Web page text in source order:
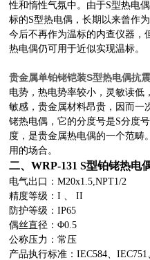
性和惰性气氛中。由于S型热电
标的S型热电偶，长期以来曾作
今后不再作为温标的内查仪器，
热电偶仍可用于近似实现温标。
贵金属单铂铑铠装S型热电偶抗
电势，热电势率较小，灵敏读低
敏感，贵金属材料昂贵，因而一
铑热电偶，它的分度号是S分度
度，是贵金属热电偶的一个范畴
用的场合。
二、WRP-131 S型铂铑热电
电气出口：M20x1.5,NPT1/2
精度等级：I 、 II
防护等级：IP65
偶丝直径：Φ0.5
公称压力：常压
产品执行标准：IEC584、IEC751